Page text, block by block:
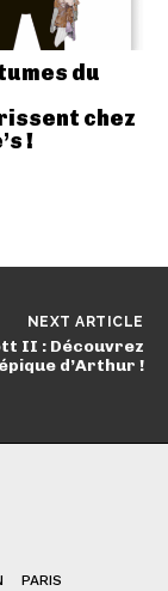
du
chez
!
NEXT ARTICLE
II : Découvrez
d’Arthur !
PARIS